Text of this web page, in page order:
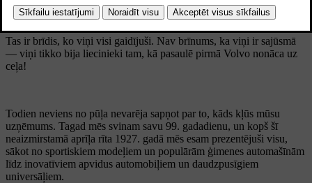
Tas ir brīdis, ko viņi visi gaidījuši. Nav brīnums, ka viņi ir sajūsmā
— viņi tikko bija liecinieki tam, kā pasaulē pirmā Volvo nonāca uz
ceļa!
Todien neviens no pūļa nevarēja sapņot par to, kāds kļūs mūsu
uzņēmums. Tagad mēs svinam savu 99. gadadienu, un kopš šī
neaizmirstamā aprīļa rīta 1927. gadā mēs esam prezentējuši visu,
sākot no sportiskiem modeļiem un populārām ģimenes automašīnām
līdz inovatīviem apvidus automobiļiem un daudzpusīgiem
universāļiem.